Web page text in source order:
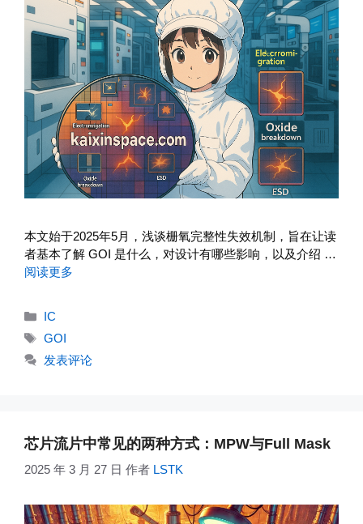
本文始于2025年5月，浅谈栅氧完整性失效机制，旨在让读
者基本了解 GOI 是什么，对设计有哪些影响，以及介绍 …
阅读更多
分
类
IC
标
签
GOI
发表评论
芯片流片中常见的两种方式：MPW与Full Mask
2025 年 3 月 27 日 作者 LSTK